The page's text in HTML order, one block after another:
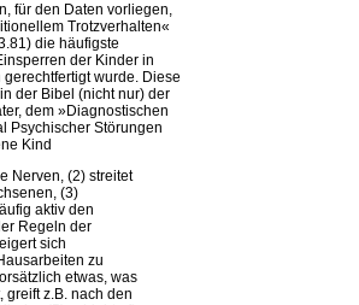
für den Daten vorliegen,
Trotzverhalten«
die häufigste
der Kinder in
gerechtfertigt wurde. Diese
der Bibel (nicht nur) der
dem »Diagnostischen
Psychischer Störungen
Kind
Nerven, (2) streitet
(3)
aktiv den
Regeln der
sich
zu
etwas, was
greift z.B. nach den